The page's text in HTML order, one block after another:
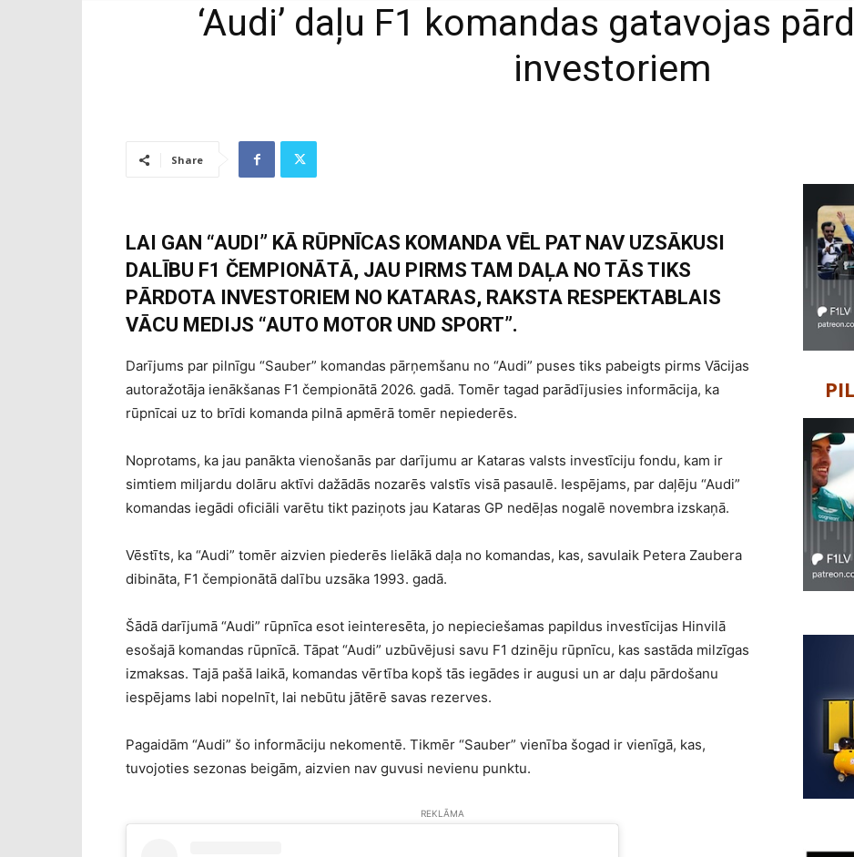
‘Audi’ daļu F1 komandas gatavojas
investoriem
Share
LAI GAN “AUDI” KĀ RŪPNĪCAS KOMANDA VĒL PAT NAV UZSĀKUSI
DALĪBU F1 ČEMPIONĀTĀ, JAU PIRMS TAM DAĻA NO TĀS TIKS
PĀRDOTA INVESTORIEM NO KATARAS, RAKSTA RESPEKTABLAIS
VĀCU MEDIJS “AUTO MOTOR UND SPORT”.
Darījums par pilnīgu “Sauber” komandas pārņemšanu no “Audi” puses tiks pabeigts pirms Vācijas
autoražotāja ienākšanas F1 čempionātā 2026. gadā. Tomēr tagad parādījusies informācija, ka
rūpnīcai uz to brīdi komanda pilnā apmērā tomēr nepiederēs.
Noprotams, ka jau panākta vienošanās par darījumu ar Kataras valsts investīciju fondu, kam ir
simtiem miljardu dolāru aktīvi dažādās nozarēs valstīs visā pasaulē. Iespējams, par daļēju “Audi”
komandas iegādi oficiāli varētu tikt paziņots jau Kataras GP nedēļas nogalē novembra izskaņā.
Vēstīts, ka “Audi” tomēr aizvien piederēs lielākā daļa no komandas, kas, savulaik Petera Zaubera
dibināta, F1 čempionātā dalību uzsāka 1993. gadā.
Šādā darījumā “Audi” rūpnīca esot ieinteresēta, jo nepieciešamas papildus investīcijas Hinvilā
esošajā komandas rūpnīcā. Tāpat “Audi” uzbūvējusi savu F1 dzinēju rūpnīcu, kas sastāda milzīgas
izmaksas. Tajā pašā laikā, komandas vērtība kopš tās iegādes ir augusi un ar daļu pārdošanu
iespējams labi nopelnīt, lai nebūtu jātērē savas rezerves.
Pagaidām “Audi” šo informāciju nekomentē. Tikmēr “Sauber” vienība šogad ir vienīgā, kas,
tuvojoties sezonas beigām, aizvien nav guvusi nevienu punktu.
REKLĀMA